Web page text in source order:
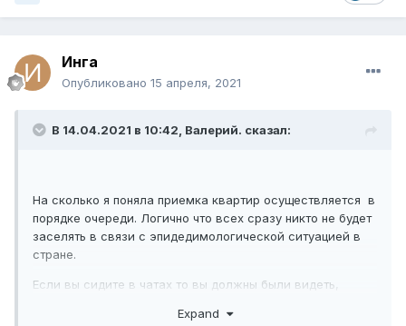
Инга
Опубликовано 15 апреля, 2021
В 14.04.2021 в 10:42, Валерий. сказал:
На сколько я поняла приемка квартир осуществляется в
порядке очереди. Логично что всех сразу никто не будет
заселять в связи с эпидедимологической ситуацией в
стране.
Если вы сидите в чатах то вы должны были видеть,
Expand